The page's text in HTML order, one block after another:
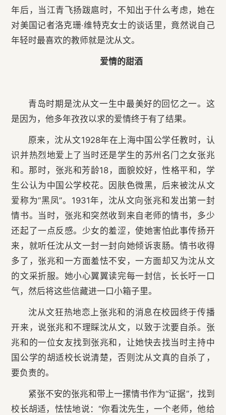
年后，当江青飞扬跋扈时，不知出于什么考虑，她在
对美国记者洛克珊·维特克女士的谈话里，竟然说自己
年轻时最喜欢的教师就是沈从文。
爱情的甜酒
青岛时期是沈从文一生中最美好的回忆之一。这
是因为，他多年孜孜以求的爱情终于有了结果。
原来，沈从文1928年在上海中国公学任教时，认
识并热烈地爱上了当时还是学生的苏州名门之女张兆
和。那时，张兆和芳龄18，面貌姣好，性格平和，学
生公认为中国公学校花。因肤色微黑，后来被沈从文
爱称为“黑凤”。1931年，沈从文向张兆和发出第一封
情书。当时，张兆和突然收到来自老师的情书，多少
还起了一点反感。少女的羞涩，使她害怕此事传扬开
来，就听任沈从文一封一封向她倾诉衷肠。情书收得
多了，张兆和一方面羞怯不安，一方面却又为沈从文
的文采折服。她小心翼翼读完每一封信，长长吁一口
气，然后将这些信藏进一口小箱子里。
沈从文狂热地恋上张兆和的消息在校园终于传播
开来，说张兆和不理睬沈从文，以致于沈要自杀。张
兆和的一位女友找到张兆和，让她快去找当时主持中
国公学的胡适校长说清楚，否则沈从文真的自杀了，
要负责的。
紧张不安的张兆和带上一摞情书作为“证据”，找到
校长胡适，怯怯地说：“你看沈先生，一个老师，他给